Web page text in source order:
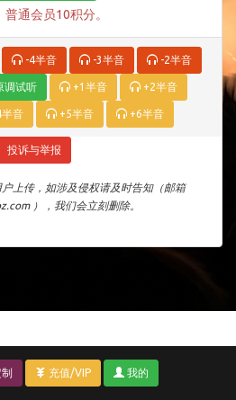
通会员10积分。
-4半音 -3半音 -2半音
调试听 +1半音 +2半音
音 +5半音 +6半音
投诉与举报
上传，如涉及侵权请及时告知（邮箱
），我们会立刻删除。
制 充值/VIP 我的